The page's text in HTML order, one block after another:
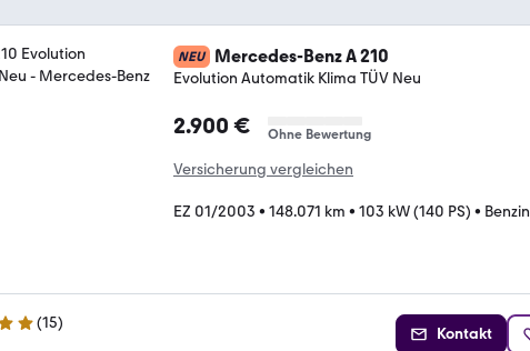
NEU Mercedes-Benz A 210
Evolution Automatik Klima TÜV Neu
2.900 € Ohne Bewertung
Versicherung vergleichen
EZ 01/2003 • 148.071 km • 103 kW (140 PS) • Benzin
(15)
Kontakt